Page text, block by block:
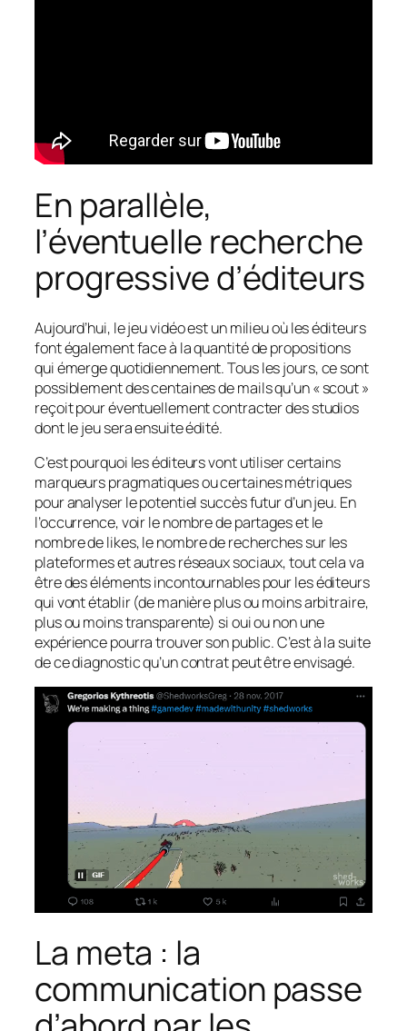
En parallèle,
l’éventuelle recherche
progressive d’éditeurs
Aujourd’hui, le jeu vidéo est un milieu où les éditeurs
font également face à la quantité de propositions
qui émerge quotidiennement. Tous les jours, ce sont
possiblement des centaines de mails qu’un « scout »
reçoit pour éventuellement contracter des studios
dont le jeu sera ensuite édité.
C’est pourquoi les éditeurs vont utiliser certains
marqueurs pragmatiques ou certaines métriques
pour analyser le potentiel succès futur d’un jeu. En
l’occurrence, voir le nombre de partages et le
nombre delikes, le nombre de recherches sur les
plateformes et autres réseaux sociaux, tout cela va
être des éléments incontournables pour les éditeurs
qui vont établir (de manière plus ou moins arbitraire,
plus ou moins transparente) si oui ou non une
expérience pourra trouver son public. C’est à la suite
de ce diagnostic qu’un contrat peut être envisagé.
La meta : la
communication passe